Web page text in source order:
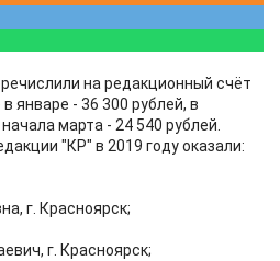
на редакционный счёт
январе - 36 300 рублей, в
марта - 24 540 рублей.
"КР" в 2019 году оказали:
г. Красноярск;
г. Красноярск;